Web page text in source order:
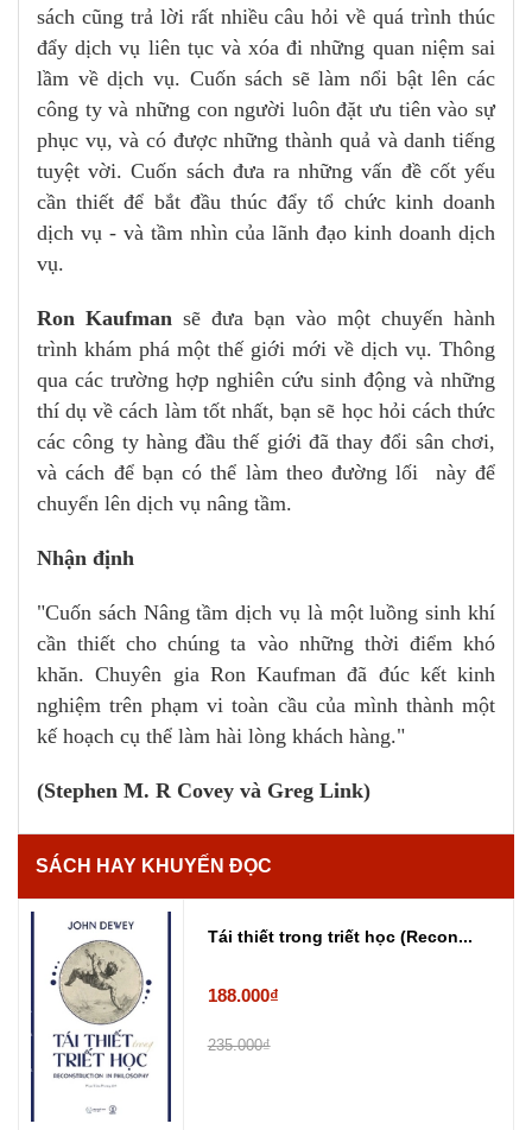
sách cũng trả lời rất nhiều câu hỏi về quá trình thúc
đẩy dịch vụ liên tục và xóa đi những quan niệm sai
lầm về dịch vụ. Cuốn sách sẽ làm nổi bật lên các
công ty và những con người luôn đặt ưu tiên vào sự
phục vụ, và có được những thành quả và danh tiếng
tuyệt vời. Cuốn sách đưa ra những vấn đề cốt yếu
cần thiết để bắt đầu thúc đẩy tổ chức kinh doanh
dịch vụ - và tầm nhìn của lãnh đạo kinh doanh dịch
vụ.
Ron Kaufman sẽ đưa bạn vào một chuyến hành
trình khám phá một thế giới mới về dịch vụ. Thông
qua các trường hợp nghiên cứu sinh động và những
thí dụ về cách làm tốt nhất, bạn sẽ học hỏi cách thức
các công ty hàng đầu thế giới đã thay đổi sân chơi,
và cách để bạn có thể làm theo đường lối này để
chuyển lên dịch vụ nâng tầm.
Nhận định
"Cuốn sách Nâng tầm dịch vụ là một luồng sinh khí
cần thiết cho chúng ta vào những thời điểm khó
khăn. Chuyên gia Ron Kaufman đã đúc kết kinh
nghiệm trên phạm vi toàn cầu của mình thành một
kế hoạch cụ thể làm hài lòng khách hàng."
(Stephen M. R Covey và Greg Link)
SÁCH HAY KHUYẾN ĐỌC
Tái thiết trong triết học (Recon...
188.000₫
235.000₫